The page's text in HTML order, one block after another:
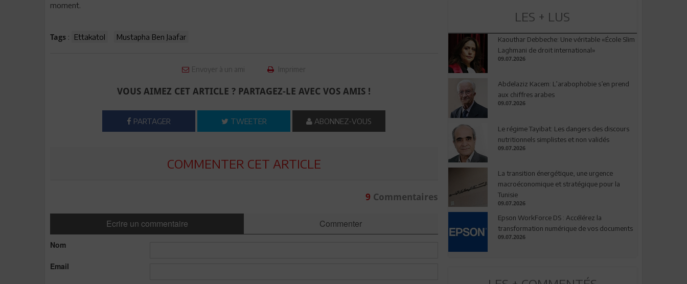
moment.
Tags : Ettakatol Mustapha Ben Jaafar
Envoyer à un ami Imprimer
VOUS AIMEZ CET ARTICLE ? PARTAGEZ-LE AVEC VOS AMIS !
PARTAGER TWEETER ABONNEZ-VOUS
COMMENTER CET ARTICLE
9 Commentaires
Ecrire un commentaire Commenter
Nom
Email
LES + LUS
Kaouthar Debbeche: Une véritable «École Slim
Laghmani de droit international»
09.07.2026
Abdelaziz Kacem: L’arabophobie s’en prend
aux chiffres arabes
09.07.2026
Le régime Tayibat: Les dangers des discours
nutritionnels simplistes et non validés
09.07.2026
La transition énergétique, une urgence
macroéconomique et stratégique pour la
Tunisie
09.07.2026
Epson WorkForce DS : Accélérez la
transformation numérique de vos documents
09.07.2026